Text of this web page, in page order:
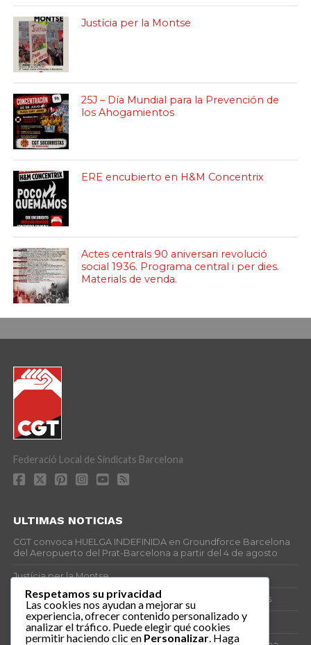
Justícia per la Montse
25J – Día Mundial para la Prevención de
los Ahogamientos
ERE encubierto en H&M Concentrix
Actes centrals 90 aniversari revolució
social 1936. Programa central i per dies.
Materials de venda.
Federació Local de Sindicats Barcelona
ULTIMAS NOTICIAS
CGT convoca HUELGA INDEFINIDA en Groundforce Barcelona
del Aeropuerto del Prat-Barcelona a partir del 4 de agosto
Justícia per la Montse
25J – Día Mundial para la Prevención de los Ahogamientos
ERE encubierto en H&M Concentrix
Respetamos su privacidad
Las cookies nos ayudan a mejorar su
experiencia, ofrecer contenido personalizado y
analizar el tráfico. Puede elegir qué cookies
permitir haciendo clic en Personalizar . Haga